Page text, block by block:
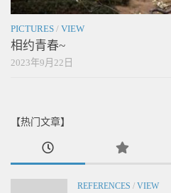
PICTURES / VIEW
相约青春~
2023年9月22日
【热门文章】
REFERENCES / VIEW